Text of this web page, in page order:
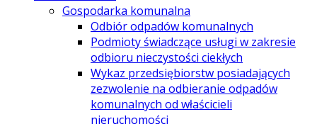
Gospodarka komunalna
Odbiór odpadów komunalnych
Podmioty świadczące usługi w zakresie
odbioru nieczystości ciekłych
Wykaz przedsiębiorstw posiadających
zezwolenie na odbieranie odpadów
komunalnych od właścicieli
nieruchomości